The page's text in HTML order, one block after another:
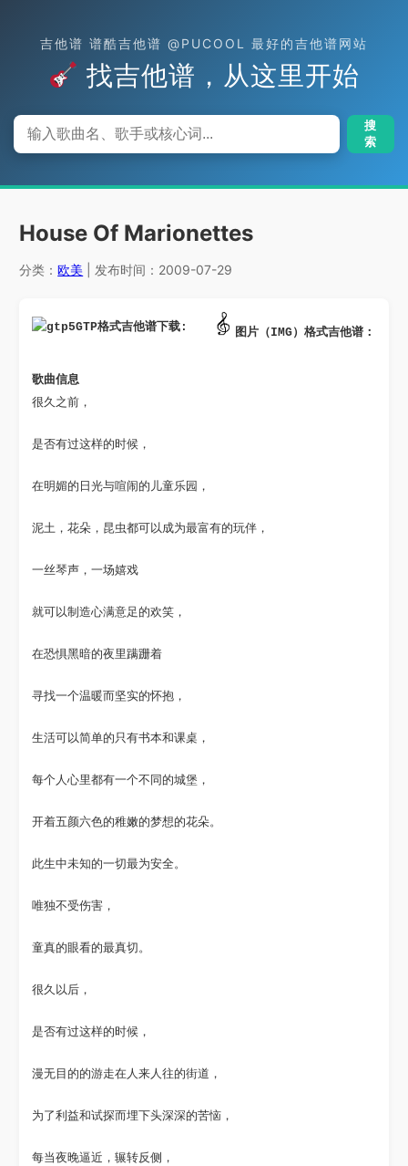
吉他谱 谱酷吉他谱 @PUCOOL 最好的吉他谱网站
找吉他谱，从这里开始
搜
索
House Of Marionettes
分类：欧美 | 发布时间：2009-07-29
GTP格式吉他谱下载: 图片（IMG）格式吉他谱：
歌曲信息
很久之前，
是否有过这样的时候，
在明媚的日光与喧闹的儿童乐园，
泥土，花朵，昆虫都可以成为最富有的玩伴，
一丝琴声，一场嬉戏
就可以制造心满意足的欢笑，
在恐惧黑暗的夜里蹒跚着
寻找一个温暖而坚实的怀抱，
生活可以简单的只有书本和课桌，
每个人心里都有一个不同的城堡，
开着五颜六色的稚嫩的梦想的花朵。
此生中未知的一切最为安全。
唯独不受伤害，
童真的眼看的最真切。
很久以后，
是否有过这样的时候，
漫无目的的游走在人来人往的街道，
为了利益和试探而埋下头深深的苦恼，
每当夜晚逼近，辗转反侧，